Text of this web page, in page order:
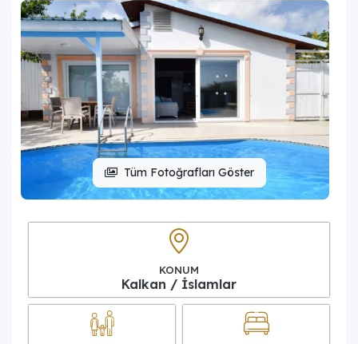
Tüm Fotoğrafları Göster
KONUM
Kalkan / İslamlar